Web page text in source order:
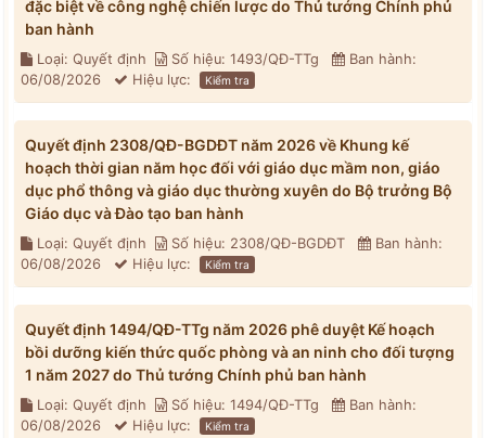
đặc biệt về công nghệ chiến lược do Thủ tướng Chính phủ
ban hành
Loại: Quyết định Số hiệu: 1493/QĐ-TTg
Ban hành:
06/08/2026
Hiệu lực: Kiểm tra
Quyết định 2308/QĐ-BGDĐT năm 2026 về Khung kế
hoạch thời gian năm học đối với giáo dục mầm non, giáo
dục phổ thông và giáo dục thường xuyên do Bộ trưởng Bộ
Giáo dục và Đào tạo ban hành
Loại: Quyết định Số hiệu: 2308/QĐ-BGDĐT
Ban hành:
06/08/2026
Hiệu lực: Kiểm tra
Quyết định 1494/QĐ-TTg năm 2026 phê duyệt Kế hoạch
bồi dưỡng kiến thức quốc phòng và an ninh cho đối tượng
1 năm 2027 do Thủ tướng Chính phủ ban hành
Loại: Quyết định Số hiệu: 1494/QĐ-TTg
Ban hành:
06/08/2026
Hiệu lực: Kiểm tra